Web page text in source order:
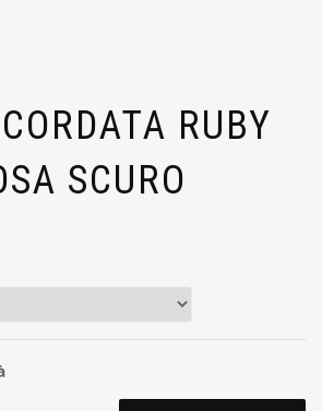
RUBY
SCURO